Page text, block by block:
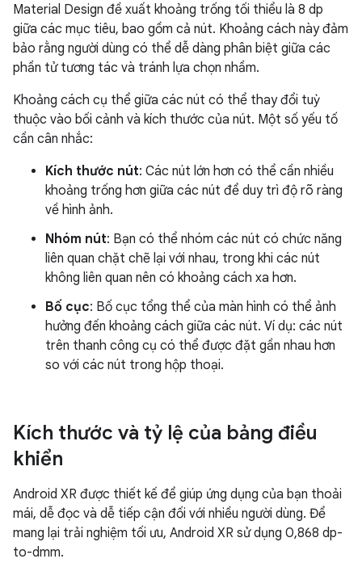
Material Design đề xuất khoảng trống tối thiểu là 8 dp
giữa các mục tiêu, bao gồm cả nút. Khoảng cách này đảm
bảo rằng người dùng có thể dễ dàng phân biệt giữa các
phần tử tương tác và tránh lựa chọn nhầm.
Khoảng cách cụ thể giữa các nút có thể thay đổi tuỳ
thuộc vào bối cảnh và kích thước của nút. Một số yếu tố
cần cân nhắc:
Kích thước nút: Các nút lớn hơn có thể cần nhiều
khoảng trống hơn giữa các nút để duy trì độ rõ ràng
về hình ảnh.
Nhóm nút: Bạn có thể nhóm các nút có chức năng
liên quan chặt chẽ lại với nhau, trong khi các nút
không liên quan nên có khoảng cách xa hơn.
Bố cục: Bố cục tổng thể của màn hình có thể ảnh
hưởng đến khoảng cách giữa các nút. Ví dụ: các nút
trên thanh công cụ có thể được đặt gần nhau hơn
so với các nút trong hộp thoại.
Kích thước và tỷ lệ của bảng điều
khiển
Android XR được thiết kế để giúp ứng dụng của bạn thoải
mái, dễ đọc và dễ tiếp cận đối với nhiều người dùng. Để
mang lại trải nghiệm tối ưu, Android XR sử dụng 0,868 dp-
to-dmm.